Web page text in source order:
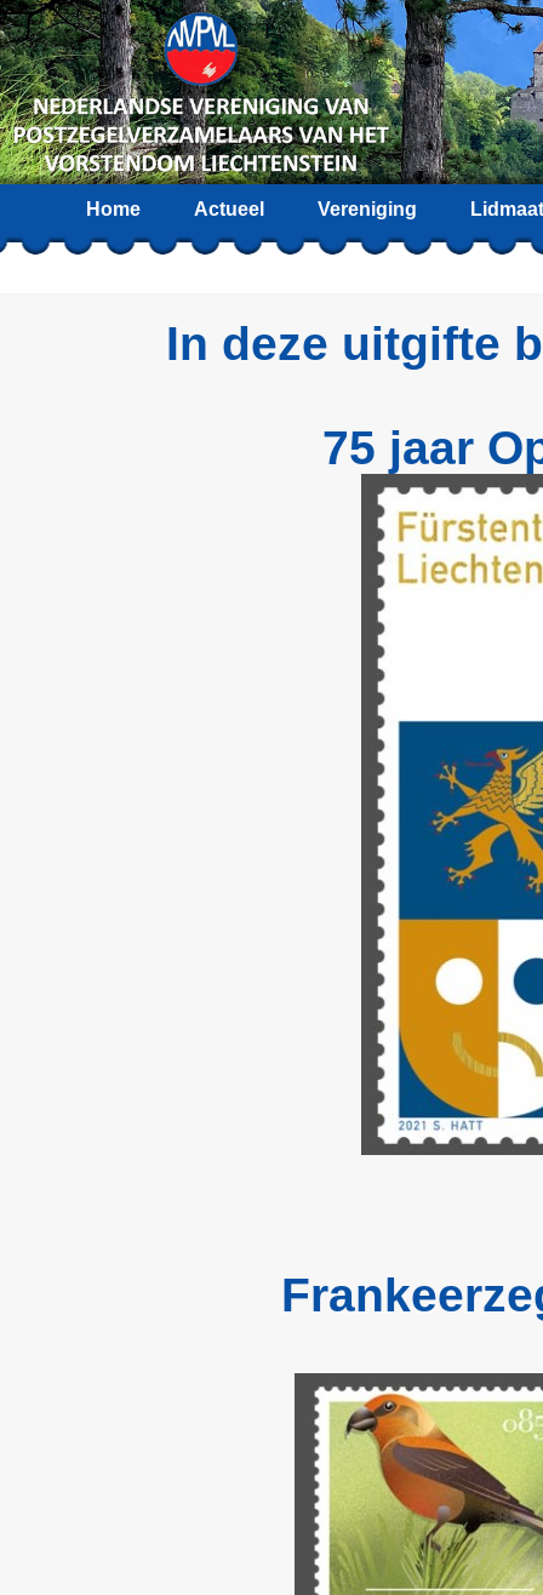
Home Actueel Vereniging
In deze uitgifte
75 jaar